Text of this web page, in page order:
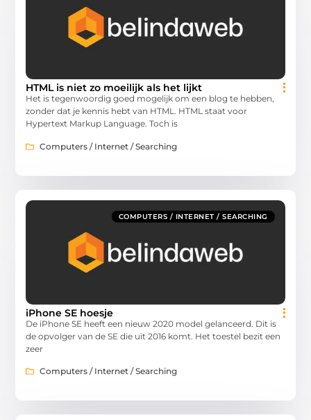
HTML is niet zo moeilijk als het lijkt
Het is tegenwoordig goed mogelijk om een blog te hebben,
zonder dat je kennis hebt van HTML. HTML staat voor
Hypertext Markup Language. Toch is
Computers / Internet / Searching
COMPUTERS / INTERNET / SEARCHING
iPhone SE hoesje
De iPhone SE heeft een nieuw 2020 model gelanceerd. Dit is
de opvolger van de SE die uit 2016 komt. Het toestel bezit een
zeer
Computers / Internet / Searching